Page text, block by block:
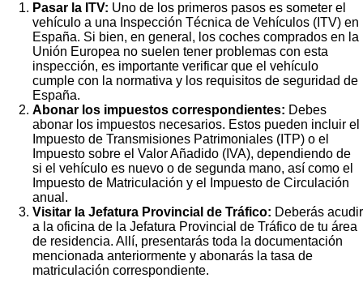
Pasar la ITV: Uno de los primeros pasos es someter el
vehículo a una Inspección Técnica de Vehículos (ITV) en
España. Si bien, en general, los coches comprados en la
Unión Europea no suelen tener problemas con esta
inspección, es importante verificar que el vehículo
cumple con la normativa y los requisitos de seguridad de
España.
Abonar los impuestos correspondientes: Debes
abonar los impuestos necesarios. Estos pueden incluir el
Impuesto de Transmisiones Patrimoniales (ITP) o el
Impuesto sobre el Valor Añadido (IVA), dependiendo de
si el vehículo es nuevo o de segunda mano, así como el
Impuesto de Matriculación y el Impuesto de Circulación
anual.
Visitar la Jefatura Provincial de Tráfico: Deberás acudir
a la oficina de la Jefatura Provincial de Tráfico de tu área
de residencia. Allí, presentarás toda la documentación
mencionada anteriormente y abonarás la tasa de
matriculación correspondiente.